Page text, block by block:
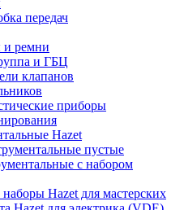
передач
ремни
и ГБЦ
клапанов
приборы
Hazet
пустые
с набором
Hazet для мастерских